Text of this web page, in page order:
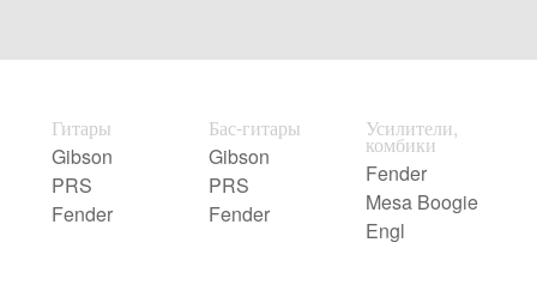
Гитары
Gibson
PRS
Fender
Бас-гитары
Gibson
PRS
Fender
Усилители,
комбики
Fender
Mesa Boogie
Engl